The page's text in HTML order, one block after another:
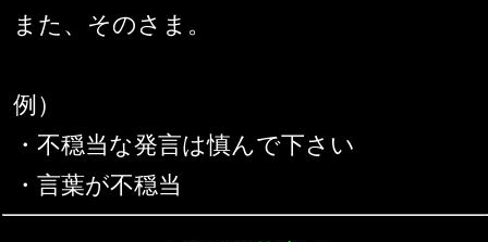
また、そのさま。
例）
・不穏当な発言は慎んで下さい
・言葉が不穏当